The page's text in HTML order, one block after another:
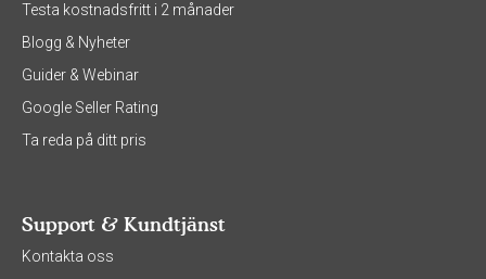
Testa kostnadsfritt i 2 månader
Blogg & Nyheter
Guider & Webinar
Google Seller Rating
Ta reda på ditt pris
Support & Kundtjänst
Kontakta oss